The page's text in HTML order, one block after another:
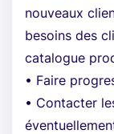
nouveaux
besoins des
catalogue
• Faire
• Contacter